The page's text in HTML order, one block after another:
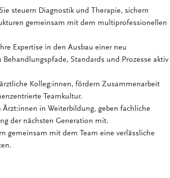
Sie steuern Diagnostik und Therapie, sichern
gemeinsam mit dem multiprofessionellen
Expertise in den Ausbau einer neu
Standards und Prozesse aktiv
Kolleg:innen, fördern Zusammenarbeit
Teamkultur.
Ärzt:innen in Weiterbildung, geben fachliche
der nächsten Generation mit.
gemeinsam mit dem Team eine verlässliche